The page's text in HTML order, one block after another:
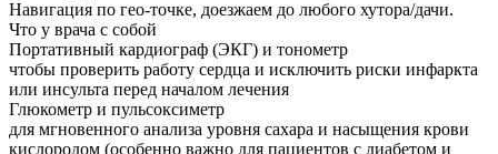
Навигация по гео-точке, доезжаем до любого хутора/дачи.
Что у врача с собой
Портативный кардиограф (ЭКГ) и тонометр
чтобы проверить работу сердца и исключить риски инфаркта
или инсульта перед началом лечения
Глюкометр и пульсоксиметр
для мгновенного анализа уровня сахара и насыщения крови
кислородом (особенно важно для пациентов с диабетом и